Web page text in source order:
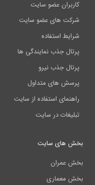
کاربران عضو سایت
شرکت های عضو سایت
شرایط استفاده
پرتال جذب نمایندگی ها
پرتال جذب نیرو
پرسش های متداول
راهنمای استفاده از سایت
تبلیغات در سایت
بخش های سایت
بخش عمران
بخش معماری